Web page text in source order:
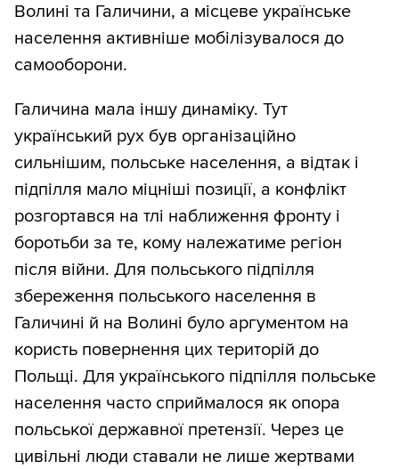
Волині та Галичини, а місцеве українське
населення активніше мобілізувалося до
самооборони.
Галичина мала іншу динаміку. Тут
український рух був організаційно
сильнішим, польське населення, а відтак і
підпілля мало міцніші позиції, а конфлікт
розгортався на тлі наближення фронту і
боротьби за те, кому належатиме регіон
після війни. Для польського підпілля
збереження польського населення в
Галичині й на Волині було аргументом на
користь повернення цих територій до
Польщі. Для українського підпілля польське
населення часто сприймалося як опора
польської державної претензії. Через це
цивільні люди ставали не лише жертвами